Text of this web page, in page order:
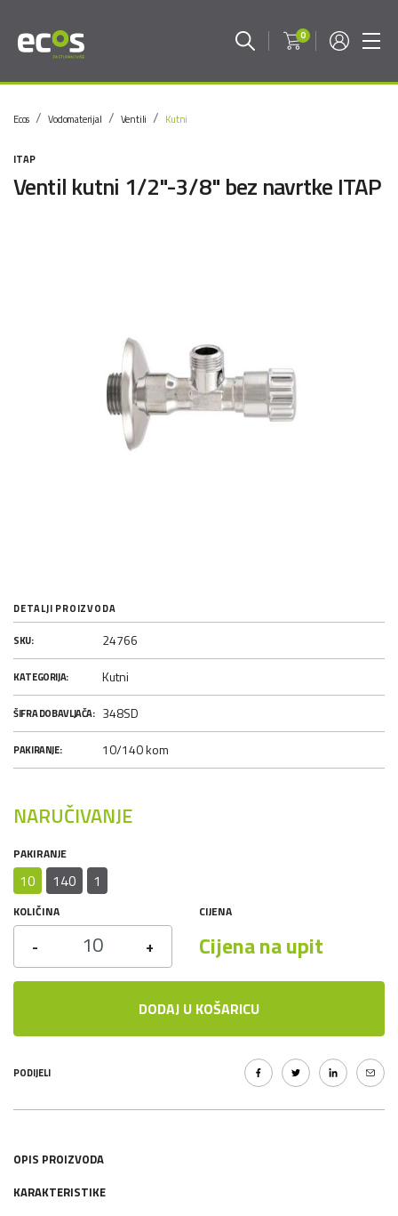
0
Ecos Vodomaterijal Ventili Kutni
ITAP
Ventil kutni 1/2"-3/8" bez navrtke ITAP
DETALJI PROIZVODA
SKU: 24766
KATEGORIJA: Kutni
ŠIFRA DOBAVLJAČA: 348SD
PAKIRANJE: 10/140 kom
NARUČIVANJE
PAKIRANJE
10 140 1
KOLIČINA
- +
CIJENA
Cijena na upit
DODAJ U KOŠARICU
PODIJELI
OPIS PROIZVODA
KARAKTERISTIKE